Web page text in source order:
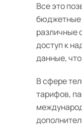
Все это
бюджетные
различные
доступ к
данные,
В сфере
тарифов,